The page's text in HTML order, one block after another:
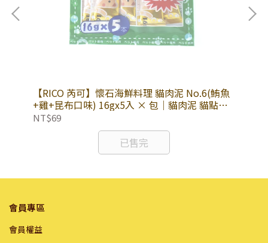
【RICO 芮可】懷石海鮮料理 貓肉泥 No.6(鮪魚
+雞+昆布口味) 16gx5入 × 包｜貓肉泥 貓點心
肉泥條
NT$69
已售完
會員專區
會員權益